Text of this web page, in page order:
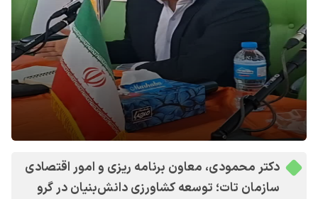
دکتر محمودی، معاون برنامه ریزی و امور اقتصادی
سازمان تات؛ توسعه کشاورزی دانش‌بنیان در گرو